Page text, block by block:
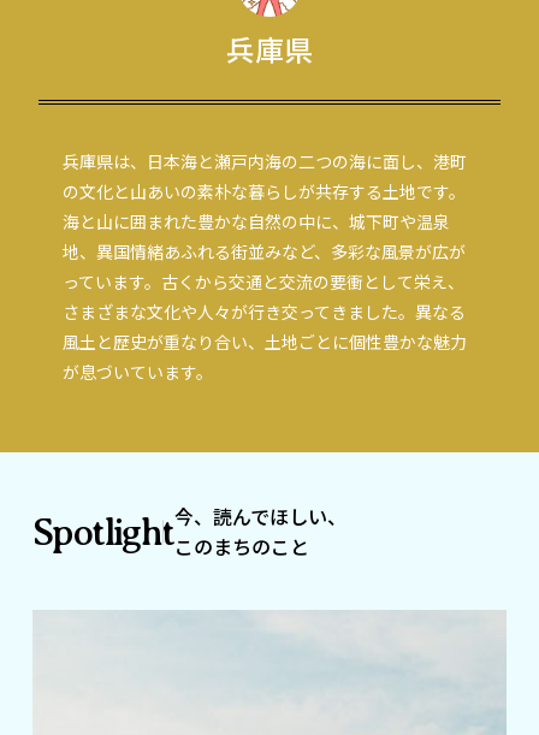
兵庫県
兵庫県は、日本海と瀬戸内海の二つの海に面し、港町
の文化と山あいの素朴な暮らしが共存する土地です。
海と山に囲まれた豊かな自然の中に、城下町や温泉
地、異国情緒あふれる街並みなど、多彩な風景が広が
っています。古くから交通と交流の要衝として栄え、
さまざまな文化や人々が行き交ってきました。異なる
風土と歴史が重なり合い、土地ごとに個性豊かな魅力
が息づいています。
Spotlight今、読んでほしい、
このまちのこと